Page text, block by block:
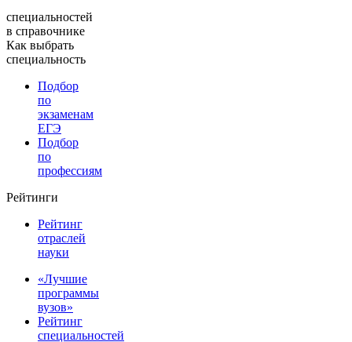
специальностей
в справочнике
Как выбрать
специальность
Подбор
по
экзаменам
ЕГЭ
Подбор
по
профессиям
Рейтинги
Рейтинг
отраслей
науки
«Лучшие
программы
вузов»
Рейтинг
специальностей